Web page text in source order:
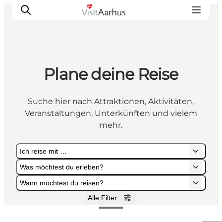
Sehen und erleben
Veranstaltungen
Städte und Regionen
Plane deine Reise
Suche hier nach Attraktionen, Aktivitäten,
Veranstaltungen, Unterkünften und vielem
mehr.
Ich reise mit …
Was möchtest du erleben?
Wann möchtest du reisen?
Alle Filter